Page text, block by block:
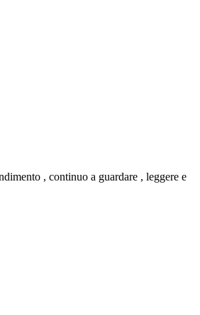
, continuo a guardare , leggere e